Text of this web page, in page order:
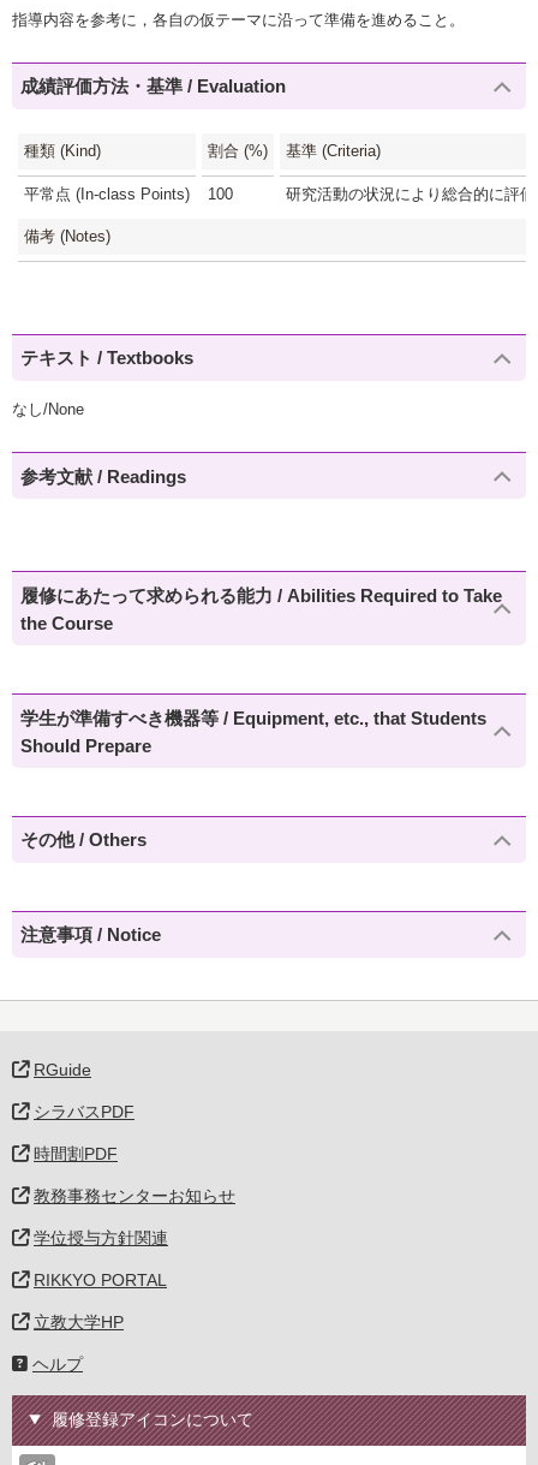
指導内容を参考に，各自の仮テーマに沿って準備を進めること。
成績評価方法・基準 / Evaluation
種類 (Kind) 割合 (%) 基準 (Criteria)
平常点 (In-class Points) 100 研究活動の状況により総合的に評
備考 (Notes)
テキスト / Textbooks
なし/None
参考文献 / Readings
履修にあたって求められる能力 / Abilities Required to Take
the Course
学生が準備すべき機器等 / Equipment, etc., that Students
Should Prepare
その他 / Others
注意事項 / Notice
RGuide
シラバスPDF
時間割PDF
教務事務センターお知らせ
学位授与方針関連
RIKKYO PORTAL
立教大学HP
ヘルプ
履修登録アイコンについて